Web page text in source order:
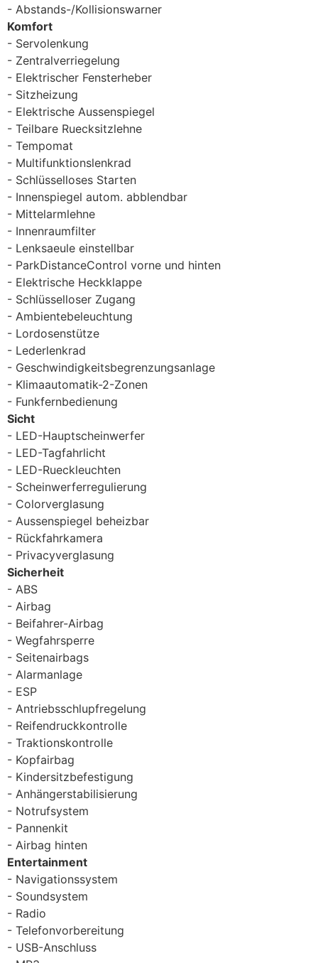
Abstands-/Kollisionswarner
Komfort
Servolenkung
Zentralverriegelung
Elektrischer Fensterheber
Sitzheizung
Elektrische Aussenspiegel
Teilbare Ruecksitzlehne
Tempomat
Multifunktionslenkrad
Schlüsselloses Starten
Innenspiegel autom. abblendbar
Mittelarmlehne
Innenraumfilter
Lenksaeule einstellbar
ParkDistanceControl vorne und hinten
Elektrische Heckklappe
Schlüsselloser Zugang
Ambientebeleuchtung
Lordosenstütze
Lederlenkrad
Geschwindigkeitsbegrenzungsanlage
Klimaautomatik-2-Zonen
Funkfernbedienung
Sicht
LED-Hauptscheinwerfer
LED-Tagfahrlicht
LED-Rueckleuchten
Scheinwerferregulierung
Colorverglasung
Aussenspiegel beheizbar
Rückfahrkamera
Privacyverglasung
Sicherheit
ABS
Airbag
Beifahrer-Airbag
Wegfahrsperre
Seitenairbags
Alarmanlage
ESP
Antriebsschlupfregelung
Reifendruckkontrolle
Traktionskontrolle
Kopfairbag
Kindersitzbefestigung
Anhängerstabilisierung
Notrufsystem
Pannenkit
Airbag hinten
Entertainment
Navigationssystem
Soundsystem
Radio
Telefonvorbereitung
USB-Anschluss